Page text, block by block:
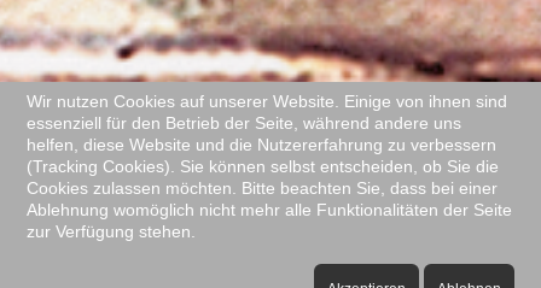
Impressum| Datenschutzerklärung
Wir nutzen Cookies auf unserer Website. Einige von ihnen sind
essenziell für den Betrieb der Seite, während andere uns
helfen, diese Website und die Nutzererfahrung zu verbessern
(Tracking Cookies). Sie können selbst entscheiden, ob Sie die
Cookies zulassen möchten. Bitte beachten Sie, dass bei einer
Ablehnung womöglich nicht mehr alle Funktionalitäten der Seite
zur Verfügung stehen.